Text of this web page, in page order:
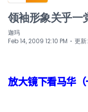
领袖形象关乎一
迦玛
Feb 14, 2009 12:10 PM ⋅ 更新:
放大镜下看马华（